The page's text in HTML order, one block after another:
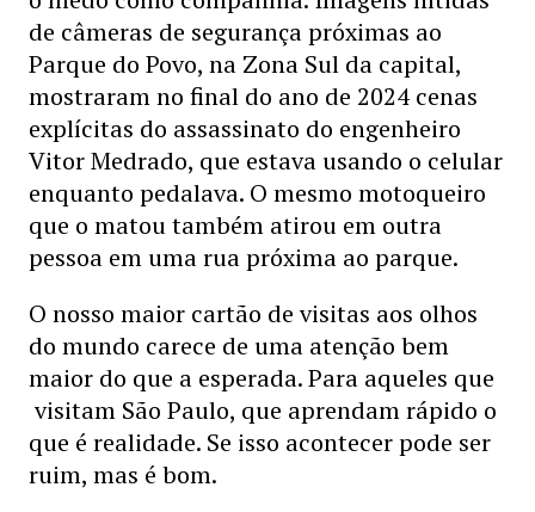
de câmeras de segurança próximas ao
Parque do Povo, na Zona Sul da capital,
mostraram no final do ano de 2024 cenas
explícitas do assassinato do engenheiro
Vitor Medrado, que estava usando o celular
enquanto pedalava. O mesmo motoqueiro
que o matou também atirou em outra
pessoa em uma rua próxima ao parque.
O nosso maior cartão de visitas aos olhos
do mundo carece de uma atenção bem
maior do que a esperada. Para aqueles que
visitam São Paulo, que aprendam rápido o
que é realidade. Se isso acontecer pode ser
ruim, mas é bom.